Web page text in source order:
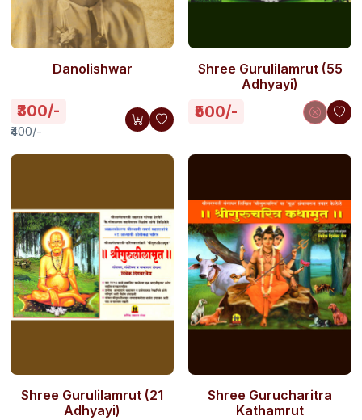
Danolishwar
₹300/-
₹400/-
Shree Gurulilamrut (55
Adhyayi)
₹500/-
Shree Gurulilamrut (21
Adhyayi)
Shree Gurucharitra
Kathamrut